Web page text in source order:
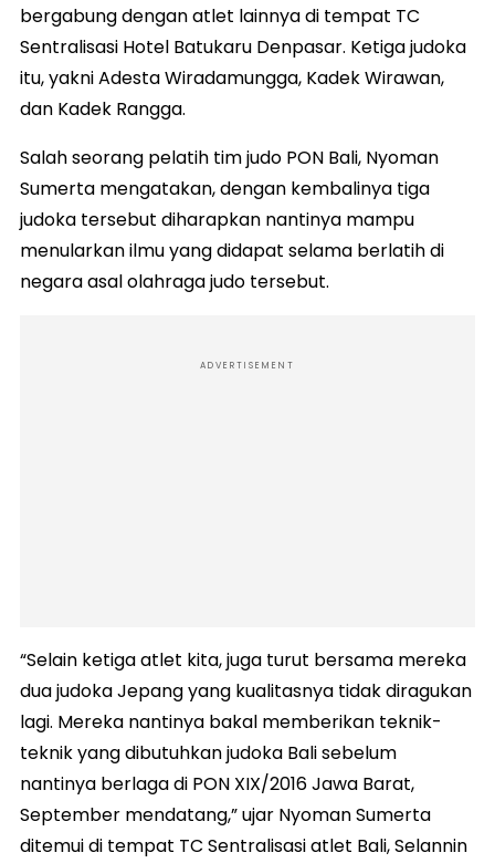
bergabung dengan atlet lainnya di tempat TC
Sentralisasi Hotel Batukaru Denpasar. Ketiga judoka
itu, yakni Adesta Wiradamungga, Kadek Wirawan,
dan Kadek Rangga.
Salah seorang pelatih tim judo PON Bali, Nyoman
Sumerta mengatakan, dengan kembalinya tiga
judoka tersebut diharapkan nantinya mampu
menularkan ilmu yang didapat selama berlatih di
negara asal olahraga judo tersebut.
ADVERTISEMENT
“Selain ketiga atlet kita, juga turut bersama mereka
dua judoka Jepang yang kualitasnya tidak diragukan
lagi. Mereka nantinya bakal memberikan teknik-
teknik yang dibutuhkan judoka Bali sebelum
nantinya berlaga di PON XIX/2016 Jawa Barat,
September mendatang,” ujar Nyoman Sumerta
ditemui di tempat TC Sentralisasi atlet Bali, Selannin